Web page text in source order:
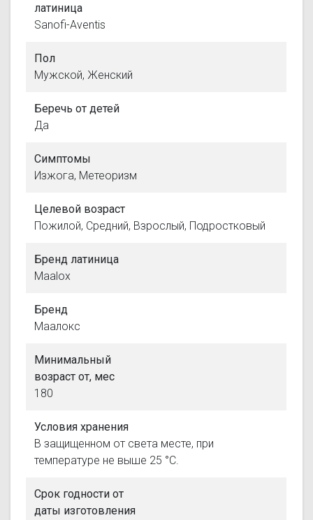
латиница
Sanofi-Aventis
Пол
Мужской, Женский
Беречь от детей
Да
Симптомы
Изжога, Метеоризм
Целевой возраст
Пожилой, Средний, Взрослый, Подростковый
Бренд латиница
Maalox
Бренд
Маалокс
Минимальный
возраст от, мес
180
Условия хранения
В защищенном от света месте, при
температуре не выше 25 °С.
Срок годности от
даты изготовления